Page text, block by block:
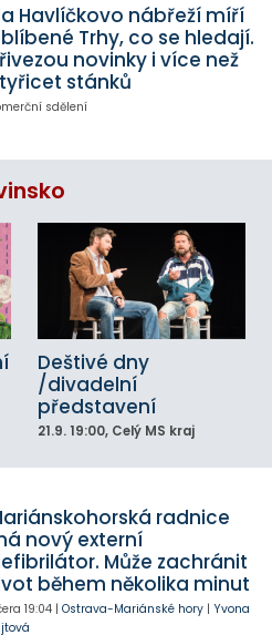
Havlíčkovo nábřeží míří
Trhy, co se hledají.
novinky i více než
stánků
sdělení
Deštivé dny
/divadelní
představení
21.9. 19:00, Celý MS kraj
radnice
nový externí
Může zachránit
během několika minut
19:04| Ostrava-Mariánské hory| Yvona